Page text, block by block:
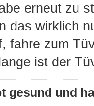
erneut zu
das wirklich
fahre zum
ist der
gesund und